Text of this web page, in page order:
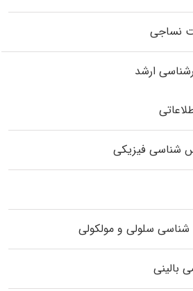
نساجی
ارشد
شناسی فیزیکی
سلولی و مولکولی
بالینی